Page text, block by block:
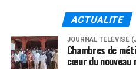
ACTUALITE
JOURNAL TÉLÉVISÉ
Chambres de
cœur du nouveau